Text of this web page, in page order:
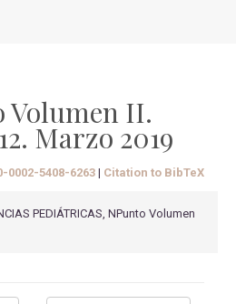
Volumen II.
Marzo 2019
5408-6263| Citation to BibTeX
PEDIÁTRICAS, NPunto Volumen